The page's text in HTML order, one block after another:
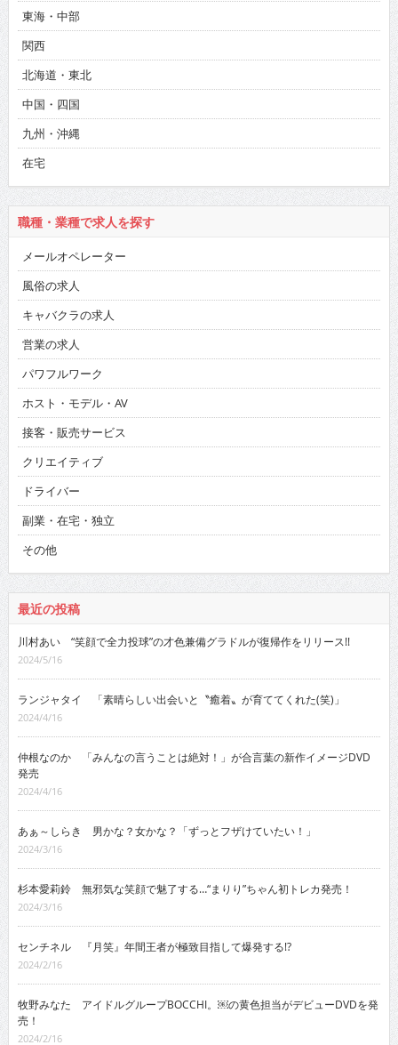
東海・中部
関西
北海道・東北
中国・四国
九州・沖縄
在宅
職種・業種で求人を探す
メールオペレーター
風俗の求人
キャバクラの求人
営業の求人
パワフルワーク
ホスト・モデル・AV
接客・販売サービス
クリエイティブ
ドライバー
副業・在宅・独立
その他
最近の投稿
川村あい “笑顔で全力投球”の才色兼備グラドルが復帰作をリリース!!
2024/5/16
ランジャタイ 「素晴らしい出会いと〝癒着〟が育ててくれた(笑)」
2024/4/16
仲根なのか 「みんなの言うことは絶対！」が合言葉の新作イメージDVD
発売
2024/4/16
あぁ～しらき 男かな？女かな？「ずっとフザけていたい！」
2024/3/16
杉本愛莉鈴 無邪気な笑顔で魅了する…“まりり”ちゃん初トレカ発売！
2024/3/16
センチネル 『月笑』年間王者が極致目指して爆発する!?
2024/2/16
牧野みなた アイドルグループBOCCHI。￼の黄色担当がデビューDVDを発
売！
2024/2/16